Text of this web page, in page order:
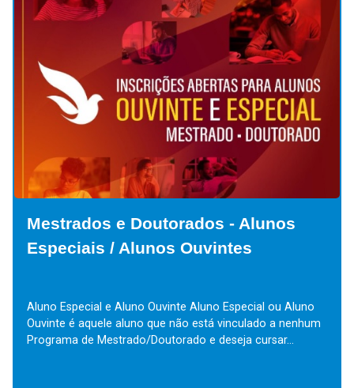
Mestrados e Doutorados - Alunos
Especiais / Alunos Ouvintes
Aluno Especial e Aluno Ouvinte Aluno Especial ou Aluno
Ouvinte é aquele aluno que não está vinculado a nenhum
Programa de Mestrado/Doutorado e deseja cursar...